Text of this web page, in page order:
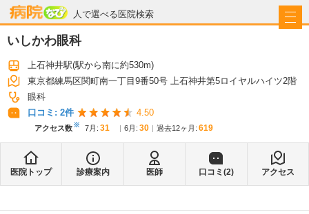
人で選べる医院検索
病院なび
いしかわ眼科
上石神井駅(駅から南に約530m)
東京都練馬区関町南一丁目9番50号 上石神井第5ロイヤルハイツ2階
眼科
口コミ: 2件 4.50
アクセス数※ 7月 : 31 6月 : 30 過去12ヶ月: 619
医院トップ 診療案内 医師 口コミ(2) アクセス